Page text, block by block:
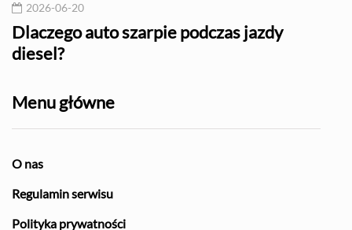
2026-06-20
Dlaczego auto szarpie podczas jazdy
diesel?
Menu główne
O nas
Regulamin serwisu
Polityka prywatności